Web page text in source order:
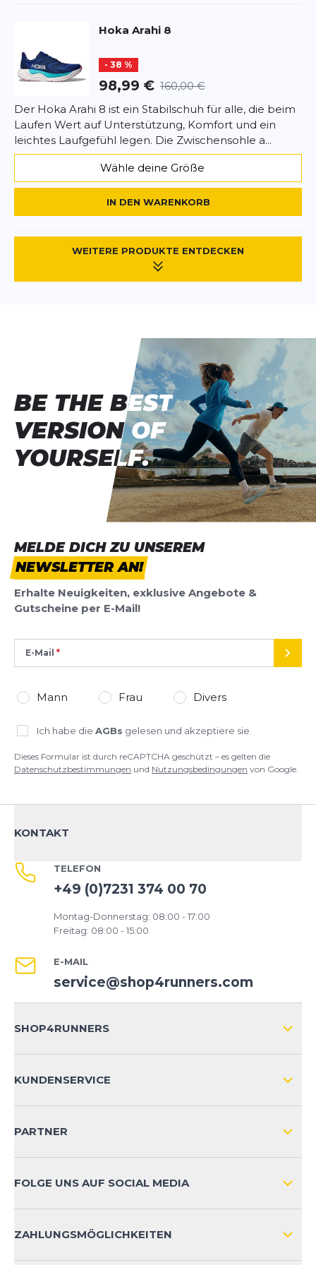
Hoka Arahi 8
- 38 %
98,99 € 160,00 €
Der Hoka Arahi 8 ist ein Stabilschuh für alle, die beim
Laufen Wert auf Unterstützung, Komfort und ein
leichtes Laufgefühl legen. Die Zwischensohle a...
Wähle deine Größe
IN DEN WARENKORB
WEITERE PRODUKTE ENTDECKEN
MELDE DICH ZU UNSEREM
NEWSLETTER AN!
Erhalte Neuigkeiten, exklusive Angebote &
Gutscheine per E-Mail!
E-Mail
Mann Frau Divers
Ich habe die AGBs gelesen und akzeptiere sie.
Dieses Formular ist durch reCAPTCHA geschützt – es gelten die
Datenschutzbestimmungen und Nutzungsbedingungen von Google.
BE THE BEST
VERSION OF
YOURSELF.
BE THE BEST
VERSION OF
YOURSELF.
KONTAKT
TELEFON
+49 (0)7231 374 00 70
Montag-Donnerstag: 08:00 - 17:00
Freitag: 08:00 - 15:00
E-MAIL
service@shop4runners.com
SHOP4RUNNERS
KUNDENSERVICE
KONTAKT
PRODUKTSICHERHEIT
PARTNER
FOLGE UNS AUF SOCIAL MEDIA
ZAHLUNGSMÖGLICHKEITEN